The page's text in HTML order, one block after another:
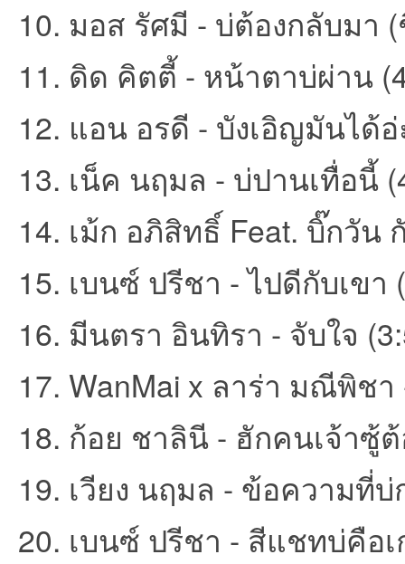
10. มอส รัศมี - บ่ต้องกลับมา
11. ดิด คิตตี้ - หน้าตาบ่ผ่าน
12. แอน อรดี - บังเอิญมันได้อ่
13. เน็ค นฤมล - บ่ปานเทื่อนี้
14. เม้ก อภิสิทธิ์ Feat. บิ๊กวัน
15. เบนซ์ ปรีชา - ไปดีกับเขา
16. มีนตรา อินทิรา - จับใจ
17. WanMai x ลาร่า มณีพิช
18. ก้อย ชาลินี - ฮักคนเจ้าซู้
19. เวียง นฤมล - ข้อความที่บ่
20. เบนซ์ ปรีชา - สีแชทบ่คือเ